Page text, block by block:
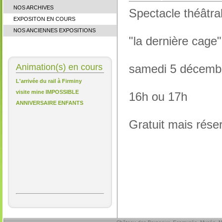
NOS ARCHIVES
EXPOSITON EN COURS
NOS ANCIENNES EXPOSITIONS
Animation(s) en cours
L'arrivée du rail à Firminy
visite mine IMPOSSIBLE
ANNIVERSAIRE ENFANTS
Spectacle
"la dernière
samedi 5
16h ou 17h
Gratuit mais